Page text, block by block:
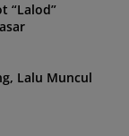
“Lalod”
Lalu Muncul